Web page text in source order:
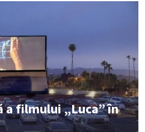
a filmului „Luca” în